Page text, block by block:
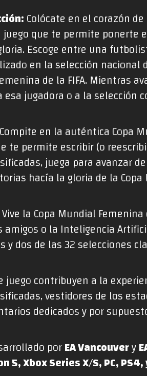
Colócate en el corazón
juego que te permite ponerte
Escoge entre una
en la selección
de la FIFA. Mientras
jugadora o a la
Compite en la auténtica Copa
te permite escribir (o
juega para avanzar
hacía la gloria de la Copa
Vive la Copa Mundial
o la Inteligencia
y dos de las 32 selecciones
juego contribuyen a la
vestidores de los
dedicados y por
porEA Vancouvery
5, Xbox Series X/S, PC, PS4,